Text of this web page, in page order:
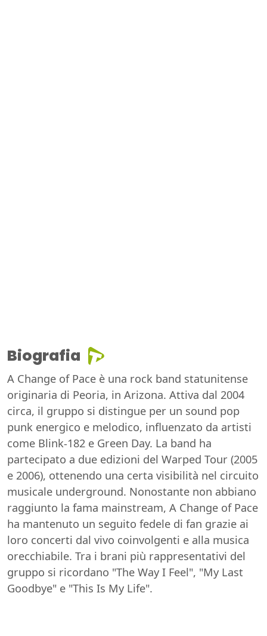
Biografia
A Change of Pace è una rock band statunitense
originaria di Peoria, in Arizona. Attiva dal 2004
circa, il gruppo si distingue per un sound pop
punk energico e melodico, influenzato da artisti
come Blink-182 e Green Day. La band ha
partecipato a due edizioni del Warped Tour (2005
e 2006), ottenendo una certa visibilità nel circuito
musicale underground. Nonostante non abbiano
raggiunto la fama mainstream, A Change of Pace
ha mantenuto un seguito fedele di fan grazie ai
loro concerti dal vivo coinvolgenti e alla musica
orecchiabile. Tra i brani più rappresentativi del
gruppo si ricordano "The Way I Feel", "My Last
Goodbye" e "This Is My Life".